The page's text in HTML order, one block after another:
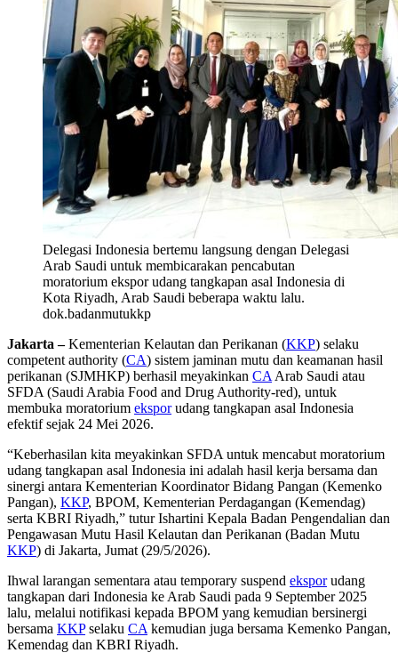
Delegasi Indonesia bertemu langsung dengan Delegasi
Arab Saudi untuk membicarakan pencabutan
moratorium ekspor udang tangkapan asal Indonesia di
Kota Riyadh, Arab Saudi beberapa waktu lalu.
dok.badanmutukkp
Jakarta –Kementerian Kelautan dan Perikanan (KKP) selaku
competent authority (CA) sistem jaminan mutu dan keamanan hasil
perikanan (SJMHKP) berhasil meyakinkan CA Arab Saudi atau
SFDA (Saudi Arabia Food and Drug Authority-red), untuk
membuka moratorium eksporudang tangkapan asal Indonesia
efektif sejak 24 Mei 2026.
“Keberhasilan kita meyakinkan SFDA untuk mencabut moratorium
udang tangkapan asal Indonesia ini adalah hasil kerja bersama dan
sinergi antara Kementerian Koordinator Bidang Pangan (Kemenko
Pangan), KKP, BPOM, Kementerian Perdagangan (Kemendag)
serta KBRI Riyadh,” tutur Ishartini Kepala Badan Pengendalian dan
Pengawasan Mutu Hasil Kelautan dan Perikanan (Badan Mutu
KKP) di Jakarta, Jumat (29/5/2026).
Ihwal larangan sementara atau temporary suspend eksporudang
tangkapan dari Indonesia ke Arab Saudi pada 9 September 2025
lalu, melalui notifikasi kepada BPOM yang kemudian bersinergi
bersama KKPselaku CA kemudian juga bersama Kemenko Pangan,
Kemendag dan KBRI Riyadh.